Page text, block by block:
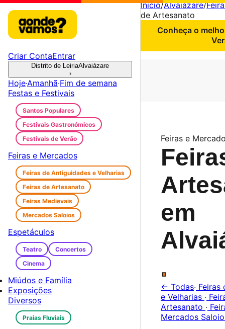
Início/Alvaiázare/
de Artesanato
Conheça o
Feiras e
em
.
← Todas· Feiras
e Velharias ·
Artesanato ·
Mercados
Criar ContaEntrar
Distrito de LeiriaAlvaiázare
›
Hoje·Amanhã·Fim de semana
Festas e Festivais
Santos Populares
Festivais Gastronómicos
Festivais de Verão
Feiras e Mercados
Feiras de Antiguidades e Velharias
Feiras de Artesanato
Feiras Medievais
Mercados Saloios
Espetáculos
Teatro
Concertos
Cinema
Miúdos e Família
Exposições
Diversos
Praias Fluviais